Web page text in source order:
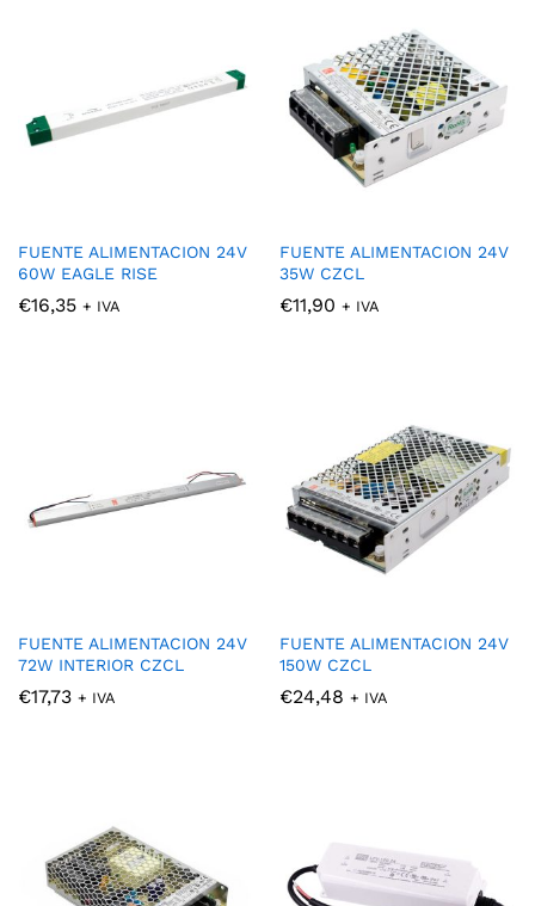
FUENTE ALIMENTACION 24V
60W EAGLE RISE
€16,35 + IVA
FUENTE ALIMENTACION 24V
35W CZCL
€11,90 + IVA
FUENTE ALIMENTACION 24V
72W INTERIOR CZCL
€17,73 + IVA
FUENTE ALIMENTACION 24V
150W CZCL
€24,48 + IVA